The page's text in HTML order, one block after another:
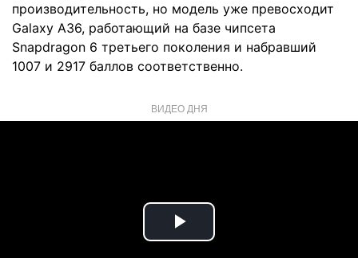
производительность, но модель уже превосходит
Galaxy A36, работающий на базе чипсета
Snapdragon 6 третьего поколения и набравший
1007 и 2917 баллов соответственно.
ВИДЕО ДНЯ
Play